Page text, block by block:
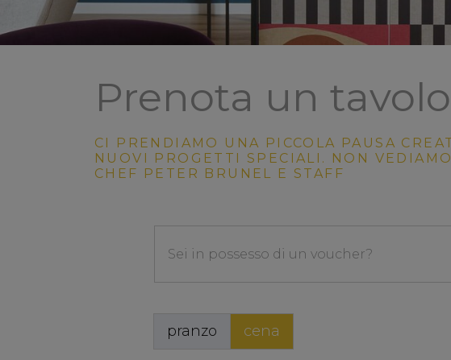
Prenota un tavolo
CI PRENDIAMO UNA PICCOLA PAUSA
NUOVI PROGETTI SPECIALI. NON
CHEF PETER BRUNEL E STAFF